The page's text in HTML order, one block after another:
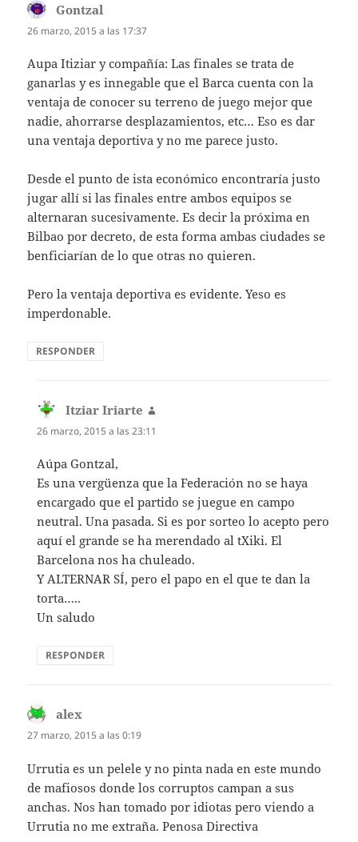
Gontzal
26 marzo, 2015 a las 17:37
Aupa Itiziar y compañía: Las finales se trata de
ganarlas y es innegable que el Barca cuenta con la
ventaja de conocer su terreno de juego mejor que
nadie, ahorrarse desplazamientos, etc… Eso es dar
una ventaja deportiva y no me parece justo.
Desde el punto de ista económico encontraría justo
jugar allí si las finales entre ambos equipos se
alternaran sucesivamente. Es decir la próxima en
Bilbao por decreto, de esta forma ambas ciudades se
benficiarían de lo que otras no quieren.
Pero la ventaja deportiva es evidente. Yeso es
imperdonable.
RESPONDER
Itziar Iriarte
26 marzo, 2015 a las 23:11
Aúpa Gontzal,
Es una vergüenza que la Federación no se haya
encargado que el partido se juegue en campo
neutral. Una pasada. Si es por sorteo lo acepto pero
aquí el grande se ha merendado al tXiki. El
Barcelona nos ha chuleado.
Y ALTERNAR SÍ, pero el papo en el que te dan la
torta…..
Un saludo
RESPONDER
alex
27 marzo, 2015 a las 0:19
Urrutia es un pelele y no pinta nada en este mundo
de mafiosos donde los corruptos campan a sus
anchas. Nos han tomado por idiotas pero viendo a
Urrutia no me extraña. Penosa Directiva